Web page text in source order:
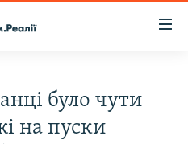
було чути
на пуски